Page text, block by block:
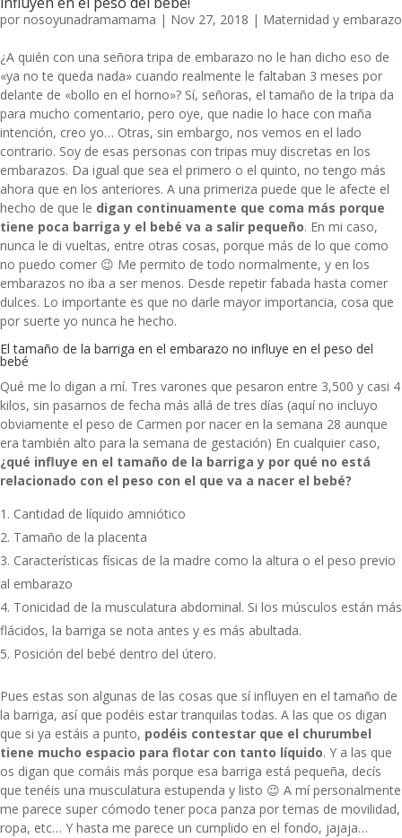
por nosoyunadramamama | Nov 27, 2018 | Maternidad y embarazo
¿A quién con una señora tripa de embarazo no le han dicho eso de
«ya no te queda nada» cuando realmente le faltaban 3 meses por
delante de «bollo en el horno»? Sí, señoras, el tamaño de la tripa da
para mucho comentario, pero oye, que nadie lo hace con maña
intención, creo yo… Otras, sin embargo, nos vemos en el lado
contrario. Soy de esas personas con tripas muy discretas en los
embarazos. Da igual que sea el primero o el quinto, no tengo más
ahora que en los anteriores. A una primeriza puede que le afecte el
hecho de que le digan continuamente que coma más porque
tiene poca barriga y el bebé va a salir pequeño. En mi caso,
nunca le di vueltas, entre otras cosas, porque más de lo que como
no puedo comer 😉 Me permito de todo normalmente, y en los
embarazos no iba a ser menos. Desde repetir fabada hasta comer
dulces. Lo importante es que no darle mayor importancia, cosa que
por suerte yo nunca he hecho.
El tamaño de la barriga en el embarazo no influye en el peso del
bebé
Qué me lo digan a mí. Tres varones que pesaron entre 3,500 y casi 4
kilos, sin pasarnos de fecha más allá de tres días (aquí no incluyo
obviamente el peso de Carmen por nacer en la semana 28 aunque
era también alto para la semana de gestación) En cualquier caso,
¿qué influye en el tamaño de la barriga y por qué no está
relacionado con el peso con el que va a nacer el bebé?
Cantidad de líquido amniótico
Tamaño de la placenta
Características físicas de la madre como la altura o el peso previo
al embarazo
Tonicidad de la musculatura abdominal. Si los músculos están más
flácidos, la barriga se nota antes y es más abultada.
Posición del bebé dentro del útero.
Pues estas son algunas de las cosas que sí influyen en el tamaño de
la barriga, así que podéis estar tranquilas todas. A las que os digan
que si ya estáis a punto, podéis contestar que el churumbel
tiene mucho espacio para flotar con tanto líquido. Y a las que
os digan que comáis más porque esa barriga está pequeña, decís
que tenéis una musculatura estupenda y listo 😉 A mí personalmente
me parece super cómodo tener poca panza por temas de movilidad,
ropa, etc… Y hasta me parece un cumplido en el fondo, jajaja…